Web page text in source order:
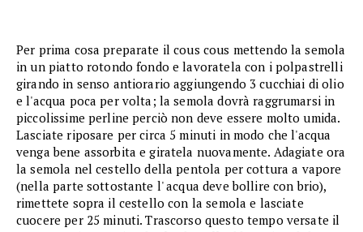
Per prima cosa preparate il cous cous mettendo la semola
in un piatto rotondo fondo e lavoratela con i polpastrelli
girando in senso antiorario aggiungendo 3 cucchiai di olio
e l'acqua poca per volta; la semola dovrà raggrumarsi in
piccolissime perline perciò non deve essere molto umida.
Lasciate riposare per circa 5 minuti in modo che l'acqua
venga bene assorbita e giratela nuovamente. Adagiate ora
la semola nel cestello della pentola per cottura a vapore
(nella parte sottostante l' acqua deve bollire con brio),
rimettete sopra il cestello con la semola e lasciate
cuocere per 25 minuti. Trascorso questo tempo versate il